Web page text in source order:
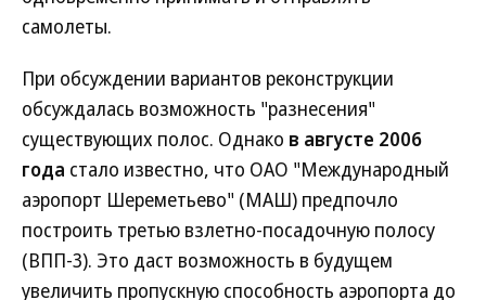
самолеты.
При обсуждении вариантов реконструкции
обсуждалась возможность "разнесения"
существующих полос. Однако в августе 2006
года стало известно, что ОАО "Международный
аэропорт Шереметьево" (МАШ) предпочло
построить третью взлетно-посадочную полосу
(ВПП-3). Это даст возможность в будущем
увеличить пропускную способность аэропорта до